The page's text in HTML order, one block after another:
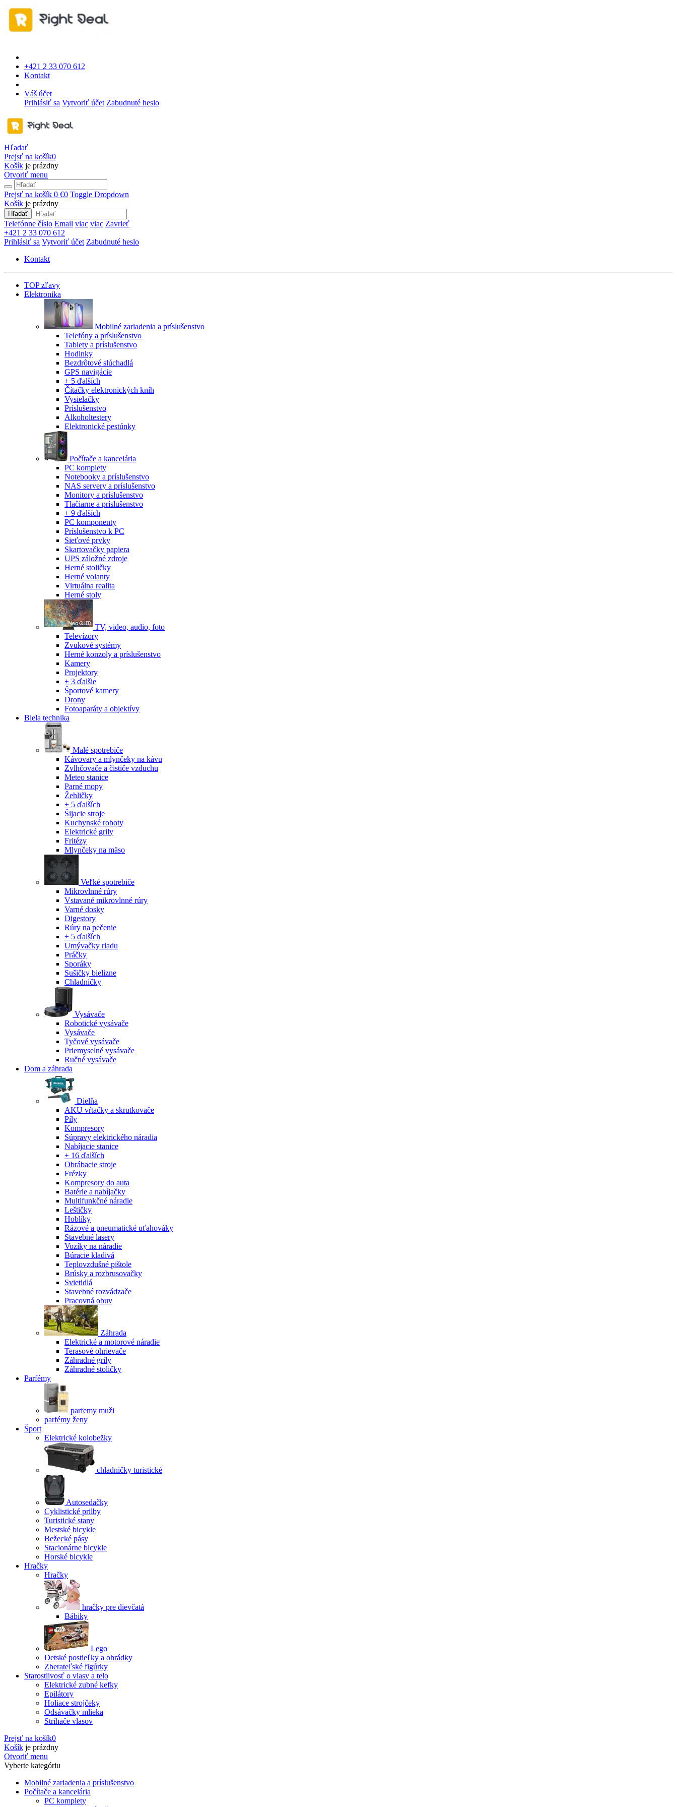
+421 2 33 070 612
Kontakt
Váš účet
Prihlásiť sa Vytvoriť účet Zabudnuté heslo
Hľadať
Prejsť na košík0
Košík je prázdny
Otvoriť menu
Prejsť na košík 0 €0 Toggle Dropdown
Košík je prázdny
Hľadať
Telefónne číslo Email viac viac Zavrieť
+421 2 33 070 612
Prihlásiť sa Vytvoriť účet Zabudnuté heslo
Kontakt
TOP zľavy
Elektronika
Mobilné zariadenia a príslušenstvo
Telefóny a príslušenstvo
Tablety a príslušenstvo
Hodinky
Bezdrôtové slúchadlá
GPS navigácie
+ 5 ďalších
Čítačky elektronických kníh
Vysielačky
Príslušenstvo
Alkoholtestery
Elektronické pestúnky
Počítače a kancelária
PC komplety
Notebooky a príslušenstvo
NAS servery a príslušenstvo
Monitory a príslušenstvo
Tlačiarne a príslušenstvo
+ 9 ďalších
PC komponenty
Príslušenstvo k PC
Sieťové prvky
Skartovačky papiera
UPS záložné zdroje
Herné stoličky
Herné volanty
Virtuálna realita
Herné stoly
TV, video, audio, foto
Televízory
Zvukové systémy
Herné konzoly a príslušenstvo
Kamery
Projektory
+ 3 ďalšie
Športové kamery
Drony
Fotoaparáty a objektívy
Biela technika
Malé spotrebiče
Kávovary a mlynčeky na kávu
Zvlhčovače a čističe vzduchu
Meteo stanice
Parné mopy
Žehličky
+ 5 ďalších
Šijacie stroje
Kuchynské roboty
Elektrické grily
Fritézy
Mlynčeky na mäso
Veľké spotrebiče
Mikrovlnné rúry
Vstavané mikrovlnné rúry
Varné dosky
Digestory
Rúry na pečenie
+ 5 ďalších
Umývačky riadu
Práčky
Sporáky
Sušičky bielizne
Chladničky
Vysávače
Robotické vysávače
Vysávače
Tyčové vysávače
Priemyselné vysávače
Ručné vysávače
Dom a záhrada
Dielňa
AKU vŕtačky a skrutkovače
Píly
Kompresory
Súpravy elektrického náradia
Nabíjacie stanice
+ 16 ďalších
Obrábacie stroje
Frézky
Kompresory do auta
Batérie a nabíjačky
Multifunkčné náradie
Leštičky
Hoblíky
Rázové a pneumatické uťahováky
Stavebné lasery
Vozíky na náradie
Búracie kladivá
Teplovzdušné pištole
Brúsky a rozbrusovačky
Svietidlá
Stavebné rozvádzače
Pracovná obuv
Záhrada
Elektrické a motorové náradie
Terasové ohrievače
Záhradné grily
Záhradné stoličky
Parfémy
parfemy muži
parfémy ženy
Šport
Elektrické kolobežky
chladničky turistické
Autosedačky
Cyklistické prilby
Turistické stany
Mestské bicykle
Bežecké pásy
Stacionárne bicykle
Horské bicykle
Hračky
Hračky
hračky pre dievčatá
Bábiky
Lego
Detské postieľky a ohrádky
Zberateľské figúrky
Starostlivosť o vlasy a telo
Elektrické zubné kefky
Epilátory
Holiace strojčeky
Odsávačky mlieka
Strihače vlasov
Prejsť na košík0
Košík je prázdny
Otvoriť menu
Vyberte kategóriu
Mobilné zariadenia a príslušenstvo
Počítače a kancelária
PC komplety